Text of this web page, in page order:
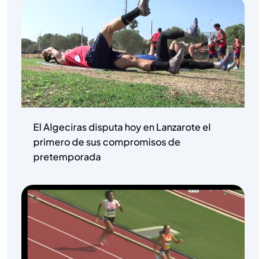
El Algeciras disputa hoy en Lanzarote el
primero de sus compromisos de
pretemporada